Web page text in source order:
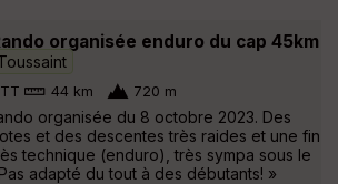
organisée enduro du cap 45km
44 km 720 m
organisée du 8 octobre 2023. Des
et des descentes très raides et une fin
technique (enduro), très sympa sous le
adapté du tout à des débutants! »